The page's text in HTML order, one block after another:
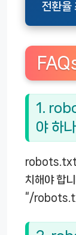
전환율
1.
야 하
robots.txt
치해야 합
“/